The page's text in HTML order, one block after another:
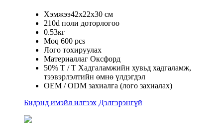
Хэмжээ42x22x30 см
210d поли доторлогоо
0.53кг
Moq 600 pcs
Лого тохируулах
Материаллаг Оксфорд
50% T / T Хадгаламжийн хувьд хадгаламж,
тээвэрлэлтийн өмнө үлдэгдэл
OEM / ODM захиалга (лого захиалах)
Бидэнд имэйл илгээх Дэлгэрэнгүй